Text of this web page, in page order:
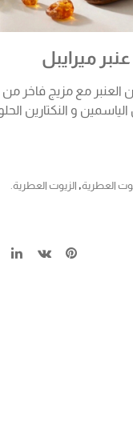
ميرايبل
العنبر مع مزيج فاخر
و النكتارين
العطرية, الزيوت العطرية.